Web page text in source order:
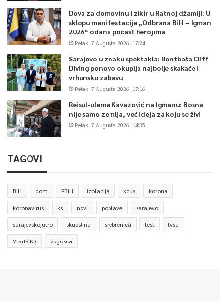
Dova za domovinu i zikir u Ratnoj džamiji: U
sklopu manifestacije „Odbrana BiH – Igman
2026“ odana počast herojima
Petak, 7 Augusta 2026, 17:24
Sarajevo u znaku spektakla: Bentbaša Cliff
Diving ponovo okuplja najbolje skakače i
vrhunsku zabavu
Petak, 7 Augusta 2026, 17:16
Reisul-ulema Kavazović na Igmanu: Bosna
nije samo zemlja, već ideja za koju se živi
Petak, 7 Augusta 2026, 14:35
TAGOVI
BiH dom FBiH izolacija kcus korona
koronavirus ks novi poplave sarajevo
sarajevskojutro skupstina srebrenica test tvsa
Vlada KS vogosca